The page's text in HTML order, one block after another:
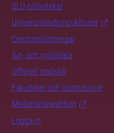
SLU-biblioteket
Universitetsdjursjukhuset
Centrumbildningar
Art- och miljödata
Officiell statistik
Fakulteter och institutioner
Medarbetarwebben
Logga in